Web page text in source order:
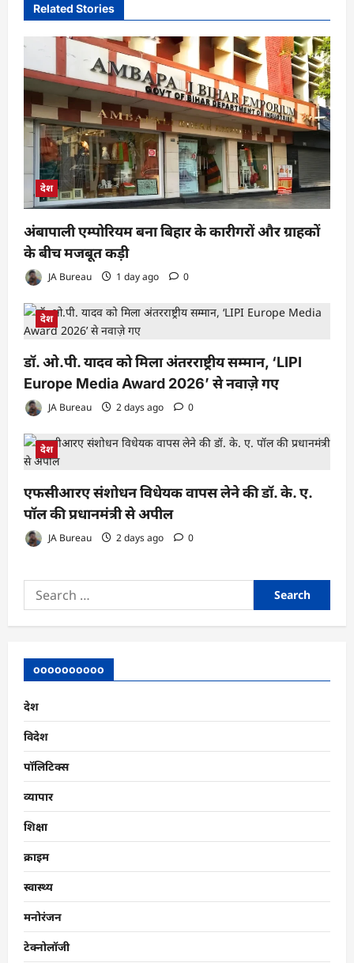
Related Stories
देश
अंबापाली एम्पोरियम बना बिहार के कारीगरों और ग्राहकों
के बीच मजबूत कड़ी
JA Bureau 1 day ago 0
देश
डॉ. ओ.पी. यादव को मिला अंतरराष्ट्रीय सम्मान, ‘LIPI
Europe Media Award 2026’ से नवाज़े गए
JA Bureau 2 days ago 0
देश
एफसीआरए संशोधन विधेयक वापस लेने की डॉ. के. ए.
पॉल की प्रधानमंत्री से अपील
JA Bureau 2 days ago 0
Search
for:
oooooooooo
देश
विदेश
पॉलिटिक्स
व्यापार
शिक्षा
क्राइम
स्वास्थ्य
मनोरंजन
टेक्नोलॉजी